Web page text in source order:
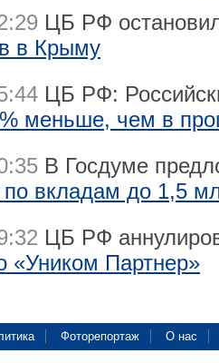
ЦБ РФ
в Крыму
ЦБ РФ:
меньше, чем в
В Госдуме
вкладам до 1,5
ЦБ РФ
«Уником Партнер»
Фоторепортаж О нас